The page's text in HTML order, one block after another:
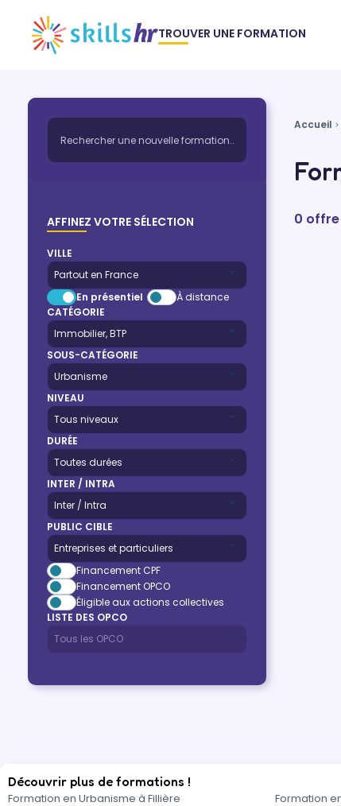
TROUVER UNE FORMATION
AFFINEZ VOTRE SÉLECTION
VILLE
En présentiel
À distance
CATÉGORIE
SOUS-CATÉGORIE
NIVEAU
DURÉE
INTER / INTRA
PUBLIC CIBLE
Financement CPF
Financement OPCO
Éligible aux actions collectives
LISTE DES OPCO
Accueil
0
Découvrir plus de formations !
Formation en Urbanisme à Fillière Formation